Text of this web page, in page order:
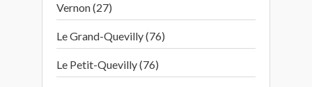
Vernon (27)
Le Grand-Quevilly (76)
Le Petit-Quevilly (76)